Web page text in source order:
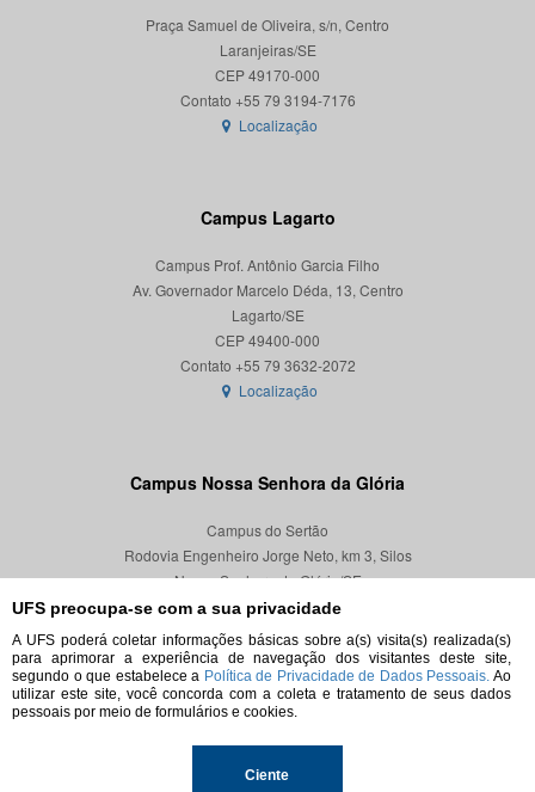
UFS preocupa-se com a sua privacidade
A UFS poderá coletar informações básicas sobre a(s) visita(s) realizada(s)
para aprimorar a experiência de navegação dos visitantes deste site,
segundo o que estabelece a Política de Privacidade de Dados Pessoais. Ao
utilizar este site, você concorda com a coleta e tratamento de seus dados
pessoais por meio de formulários e cookies.
Ciente
Praça Samuel de Oliveira, s/n, Centro
Laranjeiras/SE
CEP 49170-000
Localização
Campus Lagarto
Campus Prof. Antônio Garcia Filho
Av. Governador Marcelo Déda, 13, Centro
Lagarto/SE
CEP 49400-000
Localização
Campus Nossa Senhora da Glória
Campus do Sertão
Rodovia Engenheiro Jorge Neto, km 3, Silos
Nossa Senhora da Glória/SE
CEP 49680-000
Localização
© 2026. Todos os direitos reservados.